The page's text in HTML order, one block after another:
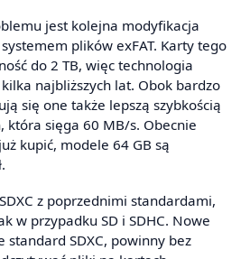
jest kolejna modyfikacja
plików exFAT. Karty tego
do 2 TB, więc technologia
najbliższych lat. Obok bardzo
się one także lepszą szybkością
która sięga 60 MB/s. Obecnie
kupić, modele 64 GB są
z poprzednimi standardami,
w przypadku SD i SDHC. Nowe
standard SDXC, powinny bez